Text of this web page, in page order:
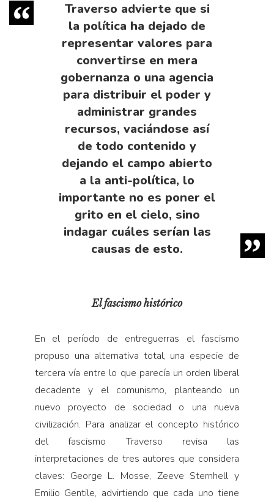
Traverso advierte que si
la política ha dejado de
representar valores para
convertirse en mera
gobernanza o una agencia
para distribuir el poder y
administrar grandes
recursos, vaciándose así
de todo contenido y
dejando el campo abierto
a la anti-política, lo
importante no es poner el
grito en el cielo, sino
indagar cuáles serían las
causas de esto.
El fascismo histórico
En el período de entreguerras el fascismo
propuso una alternativa total, una especie de
tercera vía entre lo que parecía un orden liberal
decadente y el comunis­mo, planteando un
nuevo proyecto de sociedad o una nueva
civilización. Para analizar el concepto histórico
del fascismo Traverso revisa las
interpretaciones de tres autores que considera
claves: George L. Mosse, Zeeve Sternhell y
Emilio Gentile, advirtiendo que cada uno tiene